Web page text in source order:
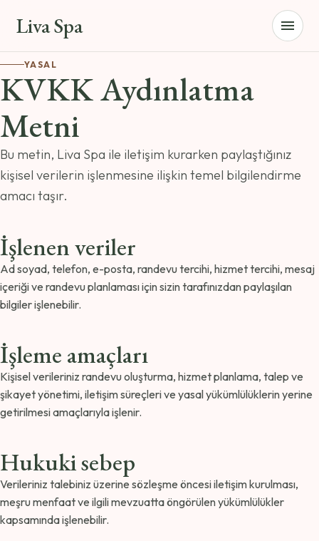
Liva Spa menu
YASAL
KVKK Aydınlatma
Metni
Bu metin, Liva Spa ile iletişim kurarken paylaştığınız
kişisel verilerin işlenmesine ilişkin temel bilgilendirme
amacı taşır.
İşlenen veriler
Ad soyad, telefon, e-posta, randevu tercihi, hizmet tercihi, mesaj
içeriği ve randevu planlaması için sizin tarafınızdan paylaşılan
bilgiler işlenebilir.
İşleme amaçları
Kişisel verileriniz randevu oluşturma, hizmet planlama, talep ve
şikayet yönetimi, iletişim süreçleri ve yasal yükümlülüklerin yerine
getirilmesi amaçlarıyla işlenir.
Hukuki sebep
Verileriniz talebiniz üzerine sözleşme öncesi iletişim kurulması,
meşru menfaat ve ilgili mevzuatta öngörülen yükümlülükler
kapsamında işlenebilir.